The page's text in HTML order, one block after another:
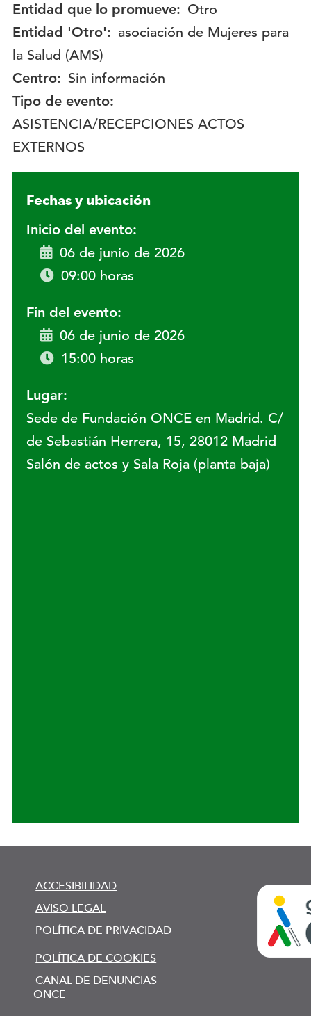
Entidad que lo promueve: Otro
Entidad 'Otro': asociación de Mujeres para
la Salud (AMS)
Centro: Sin información
Tipo de evento:
ASISTENCIA/RECEPCIONES ACTOS
EXTERNOS
Fechas y ubicación
Inicio del evento:
06 de junio de 2026
09:00 horas
Fin del evento:
06 de junio de 2026
15:00 horas
Lugar:
Sede de Fundación ONCE en Madrid. C/
de Sebastián Herrera, 15, 28012 Madrid
Salón de actos y Sala Roja (planta baja)
ACCESIBILIDAD
AVISO LEGAL
POLÍTICA DE PRIVACIDAD
POLÍTICA DE COOKIES
CANAL DE DENUNCIAS
ONCE